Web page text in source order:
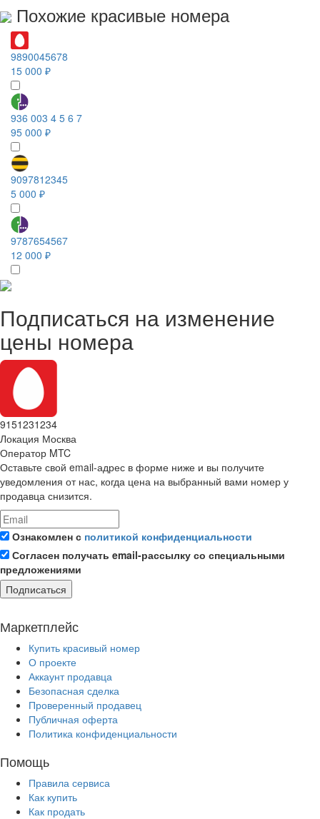
Похожие красивые номера
9890045678
15 000 ₽
936 003 4 5 6 7
95 000 ₽
9097812345
5 000 ₽
9787654567
12 000 ₽
Подписаться на изменение
цены номера
9151231234
Локация Москва
Оператор MTC
Оставьте свой email-адрес в форме ниже и вы получите
уведомления от нас, когда цена на выбранный вами номер у
продавца снизится.
Ознакомлен с политикой конфиденциальности
Согласен получать email-рассылку со специальными
предложениями
Подписаться
Маркетплейс
Купить красивый номер
О проекте
Аккаунт продавца
Безопасная сделка
Проверенный продавец
Публичная оферта
Политика конфиденциальности
Помощь
Правила сервиса
Как купить
Как продать